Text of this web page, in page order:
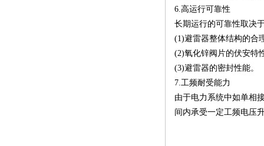
6.高运行可靠性
长期运行的可靠性取决
(1)避雷器整体结构的合
(2)氧化锌阀片的伏安特
(3)避雷器的密封性能。
7.工频耐受能力
由于电力系统中如单相
间内承受一定工频电压